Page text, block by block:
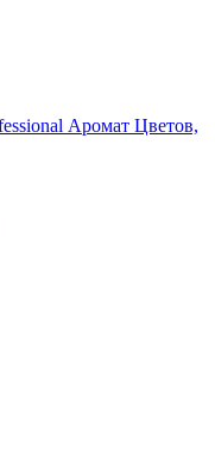
Аромат Цветов,